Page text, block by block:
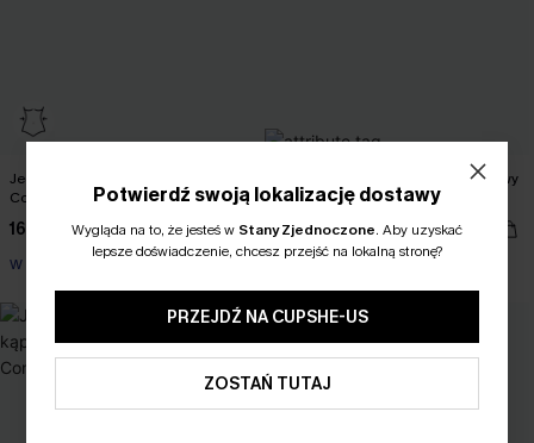
Jednoczęściowy kostium kąpielowy
Coconut Paradise Tummy Control
160,00 zł
W magazynie
Monochromatyczny jednoczęściowy
kostium kąpielowy z elastycznym
150,00 zł
W magazynie
Potwierdź swoją lokalizację dostawy
Wygląda na to, że jesteś w Stany Zjednoczone. Aby uzyskać
lepsze doświadczenie, chcesz przejść na lokalną stronę?
PRZEJDŹ NA CUPSHE-US
ZOSTAŃ TUTAJ